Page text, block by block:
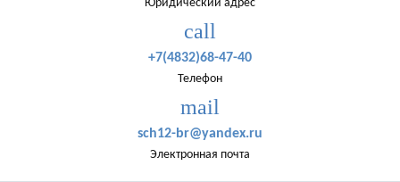
Юридический адрес
call
+7(4832)68-47-40
Телефон
mail
sch12-br@yandex.ru
Электронная почта